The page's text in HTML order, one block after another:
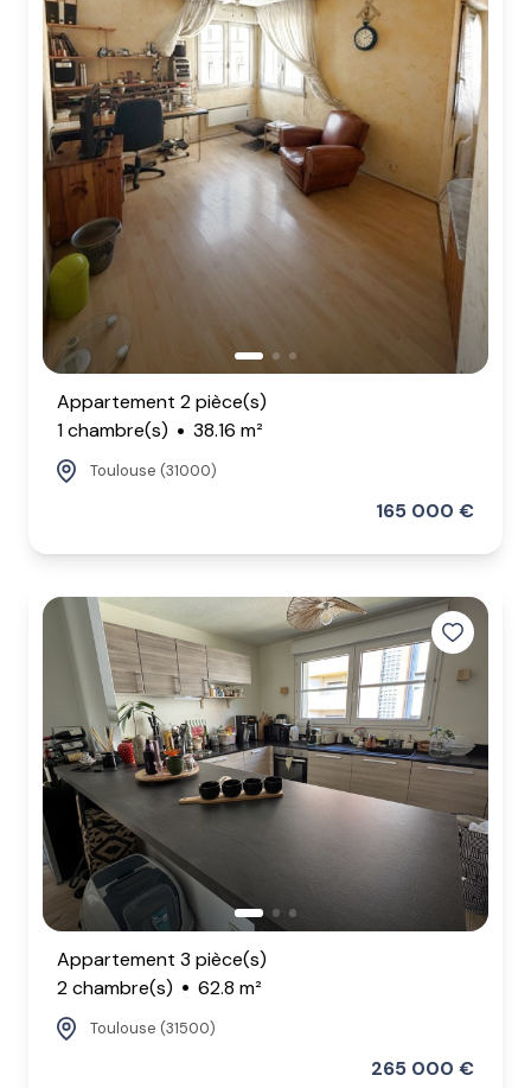
Appartement 2 pièce(s)
1 chambre(s)
38.16 m²
Toulouse (31000)
165 000 €
Appartement 3 pièce(s)
2 chambre(s)
62.8 m²
Toulouse (31500)
265 000 €